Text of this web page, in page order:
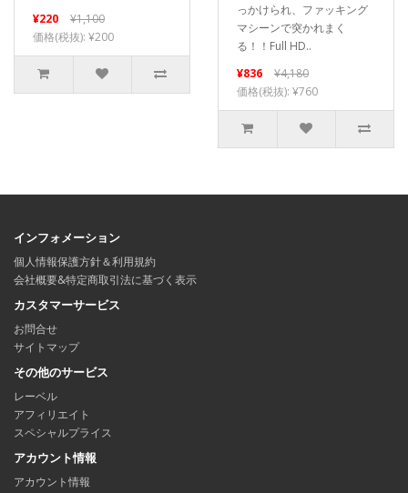
¥220
¥1,100
価格(税抜): ¥200
っかけられ、ファッキング
マシーンで突かれまく
る！！Full HD..
¥836
¥4,180
価格(税抜): ¥760
インフォメーション
個人情報保護方針＆利用規約
会社概要&特定商取引法に基づく表示
カスタマーサービス
お問合せ
サイトマップ
その他のサービス
レーベル
アフィリエイト
スペシャルプライス
アカウント情報
アカウント情報